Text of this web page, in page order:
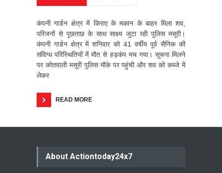
कंपनी गार्डन क्षेत्र में किराए के मकान के बाहर मिला शव,
परिजनों से पूछताछ के साथ साक्ष्य जुटा रही पुलिस मसूरी।
कंपनी गार्डन क्षेत्र में शनिवार को 41 वर्षीय पूर्व सैनिक की
संदिग्ध परिस्थितियों में मौत से हड़कंप मच गया। सूचना मिलने
पर कोतवाली मसूरी पुलिस मौके पर पहुंची और शव को कब्जे में
लेकर
READ MORE
About Actiontoday24x7